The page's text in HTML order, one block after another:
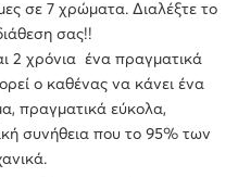
σε 7 χρώματα. Διαλέξτε το
σας!!
2 χρόνια ένα πραγματικά
ο καθένας να κάνει ένα
πραγματικά εύκολα,
συνήθεια που το 95% των